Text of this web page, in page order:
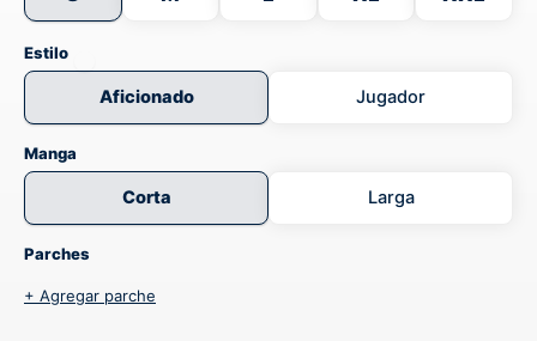
Estilo
Aficionado Jugador
Manga
Corta Larga
Parches
+ Agregar parche